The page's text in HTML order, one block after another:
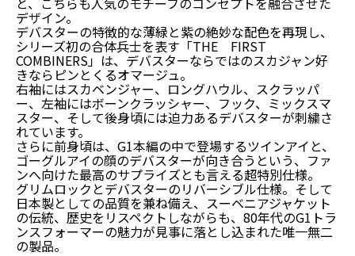
デザイン。
デバスターの特徴的な薄緑と紫の絶妙な配色を再現し、
シリーズ初の合体兵士を表す「THE FIRST
COMBINERS」は、デバスターならではのスカジャン好
きならピンとくるオマージュ。
右袖にはスカベンジャー、ロングハウル、スクラッパ
ー、左袖にはボーンクラッシャー、フック、ミックスマ
スター、そして後身頃には迫力あるデバスターが刺繍さ
れています。
さらに前身頃は、G1本編の中で登場するツインアイと、
ゴーグルアイの顔のデバスターが向き合うという、ファ
ンへ向けた最高のサプライズとも言える超特別仕様。
グリムロックとデバスターのリバーシブル仕様。そして
日本製としての品質を兼ね備え、スーベニアジャケット
の伝統、歴史をリスペクトしながらも、80年代のG1トラ
ンスフォーマーの魅力が見事に落とし込まれた唯一無二
の製品。